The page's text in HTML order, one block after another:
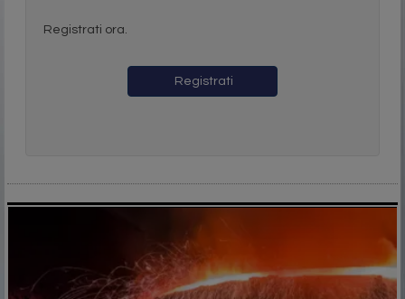
Registrati ora.
Registrati